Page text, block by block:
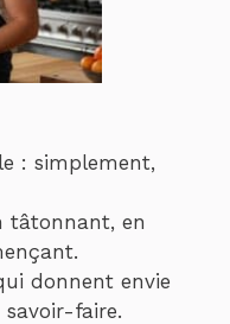
: simplement,
tâtonnant, en
donnent envie
savoir-faire.